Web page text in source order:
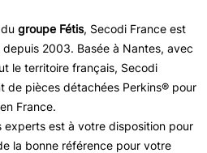
groupe Fétis, Secodi France est
2003. Basée à Nantes, avec
le territoire français, Secodi
de pièces détachées Perkins® pour
France.
est à votre disposition pour
la bonne référence pour votre